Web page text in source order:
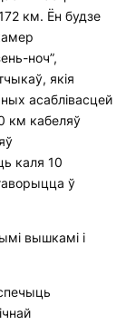
км. Ён будзе
ноч”,
якія
асаблівасцей
км кабеляў
каля 10
ў
вышкамі і